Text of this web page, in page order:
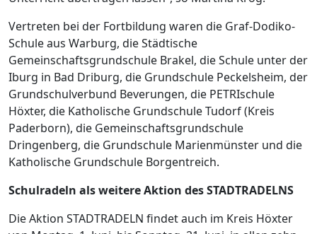
Vertreten bei der Fortbildung waren die Graf-Dodiko-
Schule aus Warburg, die Städtische
Gemeinschaftsgrundschule Brakel, die Schule unter der
Iburg in Bad Driburg, die Grundschule Peckelsheim, der
Grundschulverbund Beverungen, die PETRIschule
Höxter, die Katholische Grundschule Tudorf (Kreis
Paderborn), die Gemeinschaftsgrundschule
Dringenberg, die Grundschule Marienmünster und die
Katholische Grundschule Borgentreich.
Schulradeln als weitere Aktion des STADTRADELNS
Die Aktion STADTRADELN findet auch im Kreis Höxter